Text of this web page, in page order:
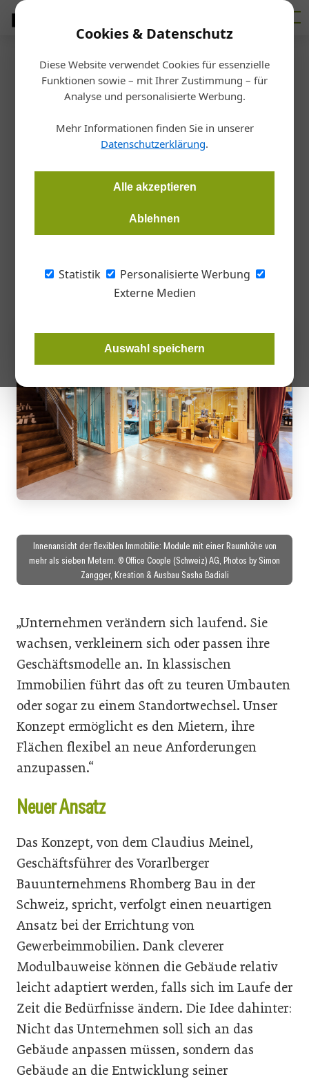
Cookies & Datenschutz
Diese Website verwendet Cookies für essenzielle
Funktionen sowie – mit Ihrer Zustimmung – für
Analyse und personalisierte Werbung.
Mehr Informationen finden Sie in unserer
Datenschutzerklärung.
Alle akzeptieren
Ablehnen
Statistik
Personalisierte Werbung
Externe Medien
Auswahl speichern
Startseite/Allgemein
Innovation
Die flexible Immobilie
15.06.2026, 12:36 Uhr
der Schweiz derzeit eine ganz besondere Gewerbeimmobilie:
ein flexibles Gebäude, das von den Nutzer*innen leicht
Möglich macht das eine clevere Modulbauweise.
Innenansicht der flexiblen Immobilie: Module mit einer Raumhöhe von
mehr als sieben Metern. © Office Coople (Schweiz) AG, Photos by Simon
Zangger, Kreation & Ausbau Sasha Badiali
„Unternehmen verändern sich laufend. Sie
wachsen, verkleinern sich oder passen ihre
Geschäftsmodelle an. In klassischen
Immobilien führt das oft zu teuren Umbauten
oder sogar zu einem Standortwechsel. Unser
Konzept ermöglicht es den Mietern, ihre
Flächen flexibel an neue Anforderungen
anzupassen.“
Neuer Ansatz
Das Konzept, von dem Claudius Meinel,
Geschäftsführer des Vorarlberger
Bauunternehmens Rhomberg Bau in der
Schweiz, spricht, verfolgt einen neuartigen
Ansatz bei der Errichtung von
Gewerbeimmobilien. Dank cleverer
Modulbauweise können die Gebäude relativ
leicht adaptiert werden, falls sich im Laufe der
Zeit die Bedürfnisse ändern. Die Idee dahinter:
Nicht das Unternehmen soll sich an das
Gebäude anpassen müssen, sondern das
Gebäude an die Entwicklung seiner